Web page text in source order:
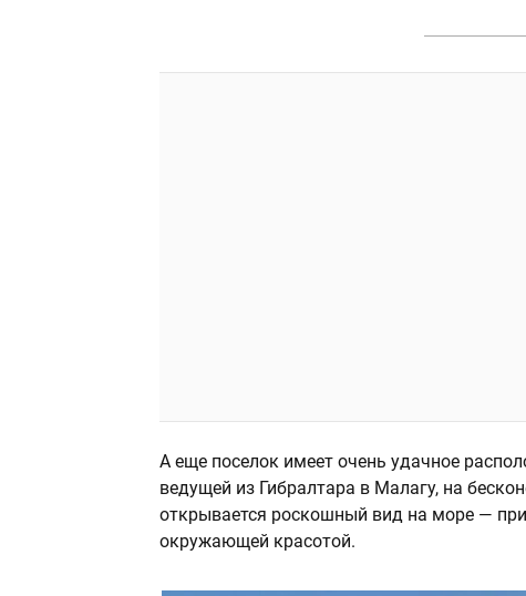
А еще поселок имеет очень удачное
ведущей из Гибралтара в Малагу, на
открывается роскошный вид на море —
окружающей красотой.